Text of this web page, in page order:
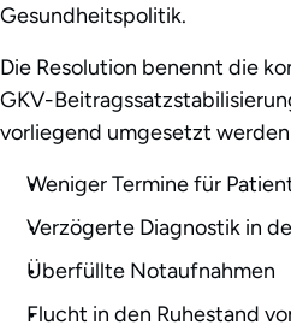
Gesundheitspolitik.
Die Resolution benennt die
GKV-
vorliegend umgesetzt
Weniger Termine für
Verzögerte Diagnostik in
Überfüllte Notaufnahmen
Flucht in den Ruhestand